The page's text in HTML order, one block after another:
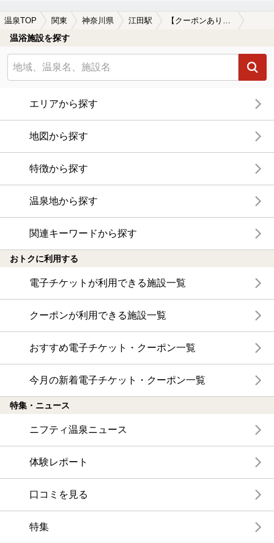
温泉TOP 関東 神奈川県 江田駅 【クーポンあり】切り傷に効能がある江田駅近くの温泉、日帰り温泉、スーパー銭湯おすすめ
温浴施設を探す
エリアから探す
地図から探す
特徴から探す
温泉地から探す
関連キーワードから探す
おトクに利用する
電子チケットが利用できる施設一覧
クーポンが利用できる施設一覧
おすすめ電子チケット・クーポン一覧
今月の新着電子チケット・クーポン一覧
特集・ニュース
ニフティ温泉ニュース
体験レポート
口コミを見る
特集